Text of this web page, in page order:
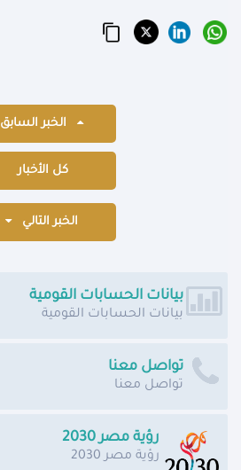
الخبر السابق
كل الأخبار
الخبر التالي
بيانات الحسابات القومية
بيانات الحسابات القومية
تواصل معنا
تواصل معنا
رؤية مصر 2030
رؤية مصر 2030